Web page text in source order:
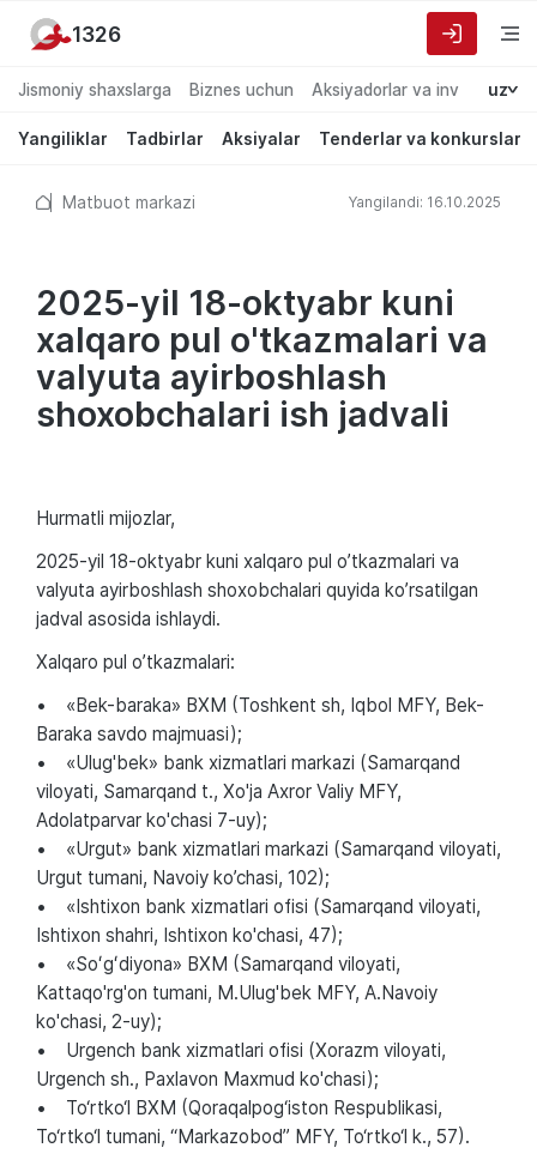
Jismoniy shaxslarga Biznes uchun Aksiyadorlar va investorlarga
uz
Yangiliklar Tadbirlar Aksiyalar Tenderlar va konkurslar
1326
Matbuot markazi Yangilandi: 16.10.2025
2025-yil 18-oktyabr kuni
xalqaro pul o'tkazmalari va
valyuta ayirboshlash
shoxobchalari ish jadvali
Hurmatli mijozlar,
2025-yil 18-oktyabr kuni xalqaro pul o’tkazmalari va
valyuta ayirboshlash shoxobchalari quyida ko’rsatilgan
jadval asosida ishlaydi.
Xalqaro pul o’tkazmalari:
• «Bek-baraka» BXM (Toshkent sh, Iqbol MFY, Bek-
Baraka savdo majmuasi);
• «Ulug'bek» bank xizmatlari markazi (Samarqand
viloyati, Samarqand t., Xo'ja Axror Valiy MFY,
Adolatparvar ko'chasi 7-uy);
• «Urgut» bank xizmatlari markazi (Samarqand viloyati,
Urgut tumani, Navoiy ko’chasi, 102);
• «Ishtixon bank xizmatlari ofisi (Samarqand viloyati,
Ishtixon shahri, Ishtixon ko'chasi, 47);
• «Soʻgʻdiyona» BXM (Samarqand viloyati,
Kattaqo'rg'on tumani, M.Ulug'bek MFY, A.Navoiy
ko'chasi, 2-uy);
• Urgench bank xizmatlari ofisi (Xorazm viloyati,
Urgench sh., Paxlavon Maxmud ko'chasi);
• To‘rtko‘l BXM (Qoraqalpog‘iston Respublikasi,
To‘rtko‘l tumani, “Markazobod” MFY, To‘rtko‘l k., 57).